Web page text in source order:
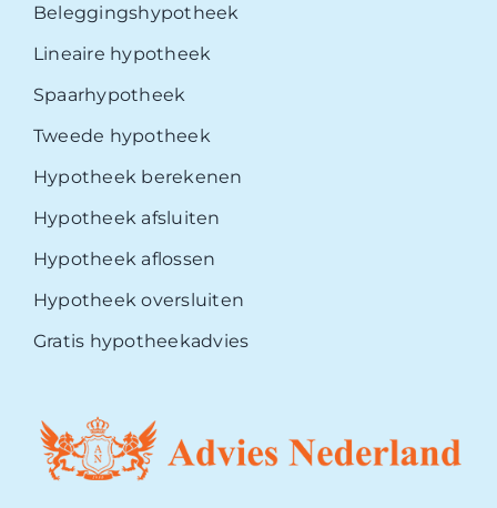
Beleggingshypotheek
Lineaire hypotheek
Spaarhypotheek
Tweede hypotheek
Hypotheek berekenen
Hypotheek afsluiten
Hypotheek aflossen
Hypotheek oversluiten
Gratis hypotheekadvies